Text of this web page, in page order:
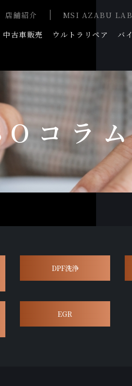
店舗紹介
MSI AZABU
中古車販売 ウルトラリペア バ
コラ
DPF洗浄
EGR